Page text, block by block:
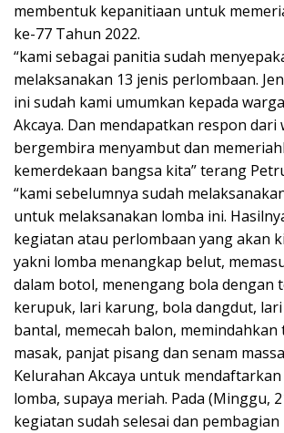
membentuk kepanitiaan untuk
ke-77 Tahun 2022.
“kami sebagai panitia sudah
melaksanakan 13 jenis perlombaan.
ini sudah kami umumkan kepada
Akcaya. Dan mendapatkan respon
bergembira menyambut dan
kemerdekaan bangsa kita” terang
“kami sebelumnya sudah
untuk melaksanakan lomba ini.
kegiatan atau perlombaan yang akan
yakni lomba menangkap belut,
dalam botol, menengang bola dengan
kerupuk, lari karung, bola dangdut,
bantal, memecah balon,
masak, panjat pisang dan senam
Kelurahan Akcaya untuk
lomba, supaya meriah. Pada (Minggu,
kegiatan sudah selesai dan pembagian